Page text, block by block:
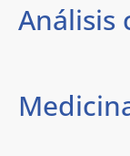
Análisis